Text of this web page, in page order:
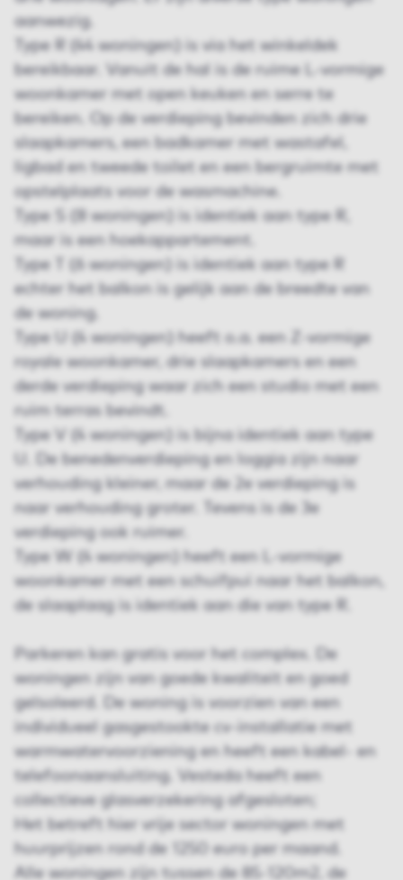
aanwezig.
Type R (44 woningen) is via het winkeldek
bereikbaar. Vanuit de hal is de ruime L-vormige
woonkamer met open keuken en serre te
bereiken. Op de verdieping bevinden zich drie
slaapkamers, een badkamer met wastafel,
ligbad en tweede toilet en een bergruimte met
opstelplaats voor de wasmachine.
Type S (8 woningen) is identiek aan type R,
maar is een hoekappartement.
Type T (6 woningen) is identiek aan type R
echter het balkon is gelijk aan de breedte van
de woning.
Type U (4 woningen) heeft o.a. een Z-vormige
royale woonkamer, drie slaapkamers en een
derde verdieping waar zich een studio met een
ruim terras bevindt.
Type V (4 woningen) is bijna identiek aan type
U. De benedenverdieping en loggia zijn naar
verhouding kleiner, maar de 2e verdieping is
naar verhouding groter. Tevens is de 3e
verdieping ook ruimer.
Type W (4 woningen) heeft een L-vormige
woonkamer met een schuifpui naar het balkon,
de slaaplaag is identiek aan die van type R.
Parkeren kan gratis voor het complex. De
woningen zijn van goede kwaliteit en goed
geïsoleerd. De woning is voorzien van een
individueel gasgestookte cv-installatie met
warmwatervoorziening en heeft een kabel- en
telefoonaansluiting. Vesteda heeft een
collectieve glasverzekering afgesloten;
Het betreft hier vrije sector woningen met
huurprijzen rond de 1250 euro per maand.
Alle woningen zijn tussen de 85-120m2, de